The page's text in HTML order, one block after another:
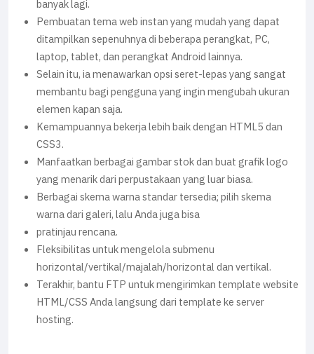
banyak lagi.
Pembuatan tema web instan yang mudah yang dapat
ditampilkan sepenuhnya di beberapa perangkat, PC,
laptop, tablet, dan perangkat Android lainnya.
Selain itu, ia menawarkan opsi seret-lepas yang sangat
membantu bagi pengguna yang ingin mengubah ukuran
elemen kapan saja.
Kemampuannya bekerja lebih baik dengan HTML5 dan
CSS3.
Manfaatkan berbagai gambar stok dan buat grafik logo
yang menarik dari perpustakaan yang luar biasa.
Berbagai skema warna standar tersedia; pilih skema
warna dari galeri, lalu Anda juga bisa
pratinjau rencana.
Fleksibilitas untuk mengelola submenu
horizontal/vertikal/majalah/horizontal dan vertikal.
Terakhir, bantu FTP untuk mengirimkan template website
HTML/CSS Anda langsung dari template ke server
hosting.